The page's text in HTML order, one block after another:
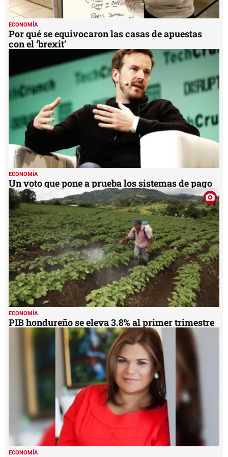
ECONOMÍA
Por qué se equivocaron las casas de apuestas
con el ‘brexit’
ECONOMÍA
Un voto que pone a prueba los sistemas de pago
ECONOMÍA
PIB hondureño se eleva 3.8% al primer trimestre
ECONOMÍA